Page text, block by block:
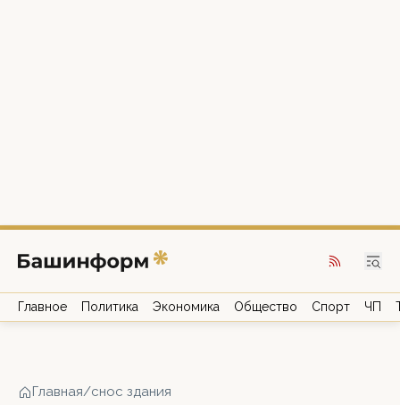
Главное Политика Экономика Общество Спорт ЧП
Главная/снос здания